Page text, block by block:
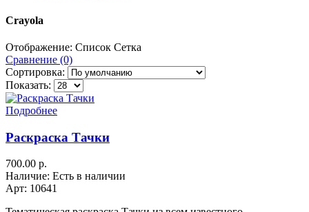
Crayola
Отображение: Список Сетка
Сравнение (0)
Сортировка:
Показать:
Подробнее
Раскраска Тачки
700.00 р.
Наличие: Есть в наличии
Арт: 10641